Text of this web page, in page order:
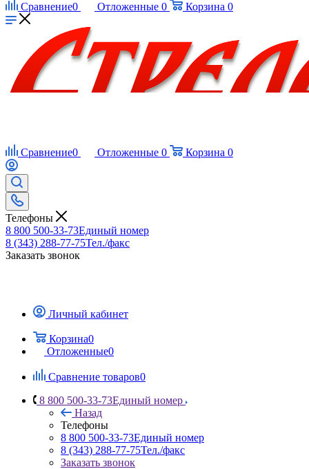
Сравнение0 Отложенные 0 Корзина 0
Сравнение0 Отложенные 0 Корзина 0
Телефоны
8 800 500-33-73Единый номер
8 (343) 288-77-75Тел./факс
Заказать звонок
Личный кабинет
Корзина0
Отложенные0
Сравнение товаров0
8 800 500-33-73Единый номер
Назад
Телефоны
8 800 500-33-73Единый номер
8 (343) 288-77-75Тел./факс
Заказать звонок